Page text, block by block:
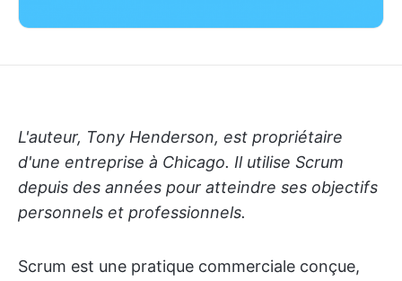
L'auteur, Tony Henderson, est propriétaire
d'une entreprise à Chicago. Il utilise Scrum
depuis des années pour atteindre ses objectifs
personnels et professionnels.
Scrum est une pratique commerciale conçue,